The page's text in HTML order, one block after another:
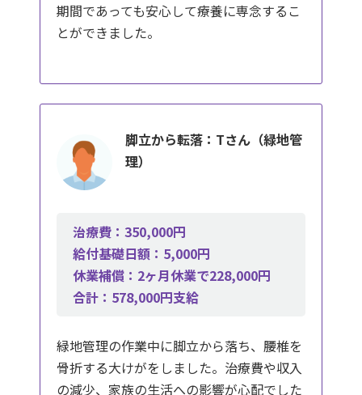
期間であっても安心して療養に専念するこ
とができました。
脚立から転落：Tさん（緑地管
理）
治療費：350,000円
給付基礎日額：5,000円
休業補償：2ヶ月休業で228,000円
合計：578,000円支給
緑地管理の作業中に脚立から落ち、腰椎を
骨折する大けがをしました。治療費や収入
の減少、家族の生活への影響が心配でした